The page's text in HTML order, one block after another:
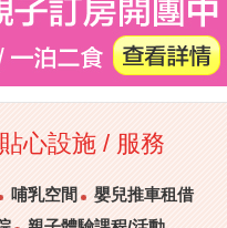
貼心設施 / 服務
哺乳空間
嬰兒推車租借